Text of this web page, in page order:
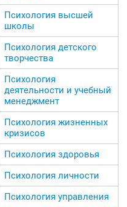
Психология высшей
школы
Психология детского
творчества
Психология
деятельности и учебный
менеджмент
Психология жизненных
кризисов
Психология здоровья
Психология личности
Психология управления